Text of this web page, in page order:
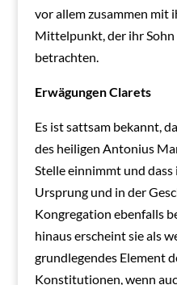
vor allem zusammen mit
Mittelpunkt, der ihr Sohn
betrachten.
Erwägungen Clarets
Es ist sattsam bekannt,
des heiligen Antonius
Stelle einnimmt und
Ursprung und in der
Kongregation ebenfalls
hinaus erscheint sie als
grundlegendes Element
Konstitutionen, wenn